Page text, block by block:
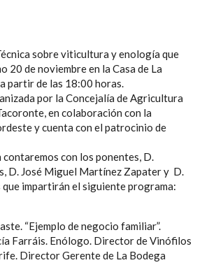
sobre viticultura y enología que
20 de noviembre en la Casa de La
partir de las 18:00 horas.
por la Concejalía de Agricultura
en colaboración con la
y cuenta con el patrocinio de
con los ponentes, D.
D. José Miguel Martínez Zapater y D.
que impartirán el siguiente programa:
“Ejemplo de negocio familiar”.
Farráis. Enólogo. Director de Vinófilos
Director Gerente de La Bodega